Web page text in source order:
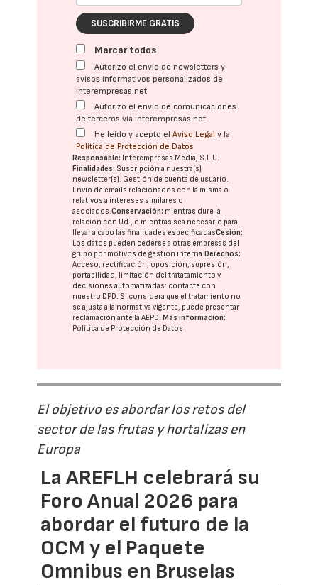
SUSCRIBIRME GRATIS
Marcar todos
Autorizo el envío de newsletters y
avisos informativos personalizados de
interempresas.net
Autorizo el envío de comunicaciones
de terceros vía interempresas.net
He leído y acepto elAviso Legal y la
Política de Protección de Datos
Responsable: Interempresas Media, S.L.U.
Finalidades: Suscripción a nuestra(s)
newsletter(s). Gestión de cuenta de usuario.
Envío de emails relacionados con la misma o
relativos a intereses similares o
asociados.Conservación: mientras dure la
relación con Ud., o mientras sea necesario para
llevar a cabo las finalidades especificadasCesión:
Los datos pueden cederse a otras empresas del
grupo por motivos de gestión interna.Derechos:
Acceso, rectificación, oposición, supresión,
portabilidad, limitación del tratatamiento y
decisiones automatizadas: contacte con
nuestro DPD. Si considera que el tratamiento no
se ajusta a la normativa vigente, puede presentar
reclamación ante laAEPD.Más información:
Política de Protección de Datos
El objetivo es abordar los retos del
sector de las frutas y hortalizas en
Europa
La AREFLH celebrará su
Foro Anual 2026 para
abordar el futuro de la
OCM y el Paquete
Omnibus en Bruselas